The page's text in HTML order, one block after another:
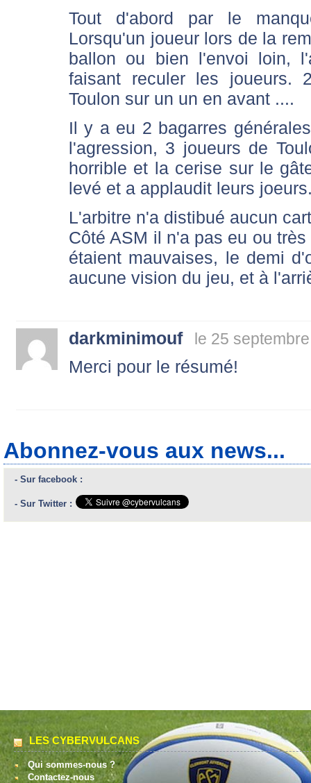
Tout d'abord par le
Lorsqu'un joueur lors de la
ballon ou bien l'envoi loin,
faisant reculer les joueurs.
Toulon sur un un en avant ....
Il y a eu 2 bagarres
l'agression, 3 joueurs de
horrible et la cerise sur le
levé et a applaudit leurs
L'arbitre n'a distibué aucun
Côté ASM il n'a pas eu ou
étaient mauvaises, le demi
aucune vision du jeu, et à
darkminimouf le 25
Merci pour le résumé!
Abonnez-vous aux news...
- Sur facebook :
- Sur Twitter :
LES CYBERVULCANS
Qui sommes-nous ?
Contactez-nous